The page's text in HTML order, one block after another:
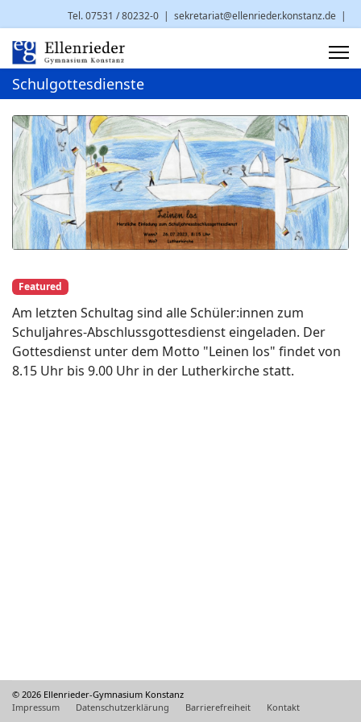
Tel. 07531 / 80232-0 | sekretariat@ellenrieder.konstanz.de |
Brauneggerstr. 29 | 78462 Konstanz
Schulgottesdienste
Featured
Am letzten Schultag sind alle Schüler:innen zum
Schuljahres-Abschlussgottesdienst eingeladen. Der
Gottesdienst unter dem Motto "Leinen los" findet von
8.15 Uhr bis 9.00 Uhr in der Lutherkirche statt.
© 2026 Ellenrieder-Gymnasium Konstanz
Impressum
Datenschutzerklärung Barrierefreiheit Kontakt